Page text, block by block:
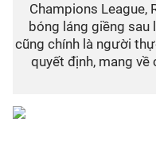
Champions League,
bóng láng giềng sau
cũng chính là người
quyết định, mang về